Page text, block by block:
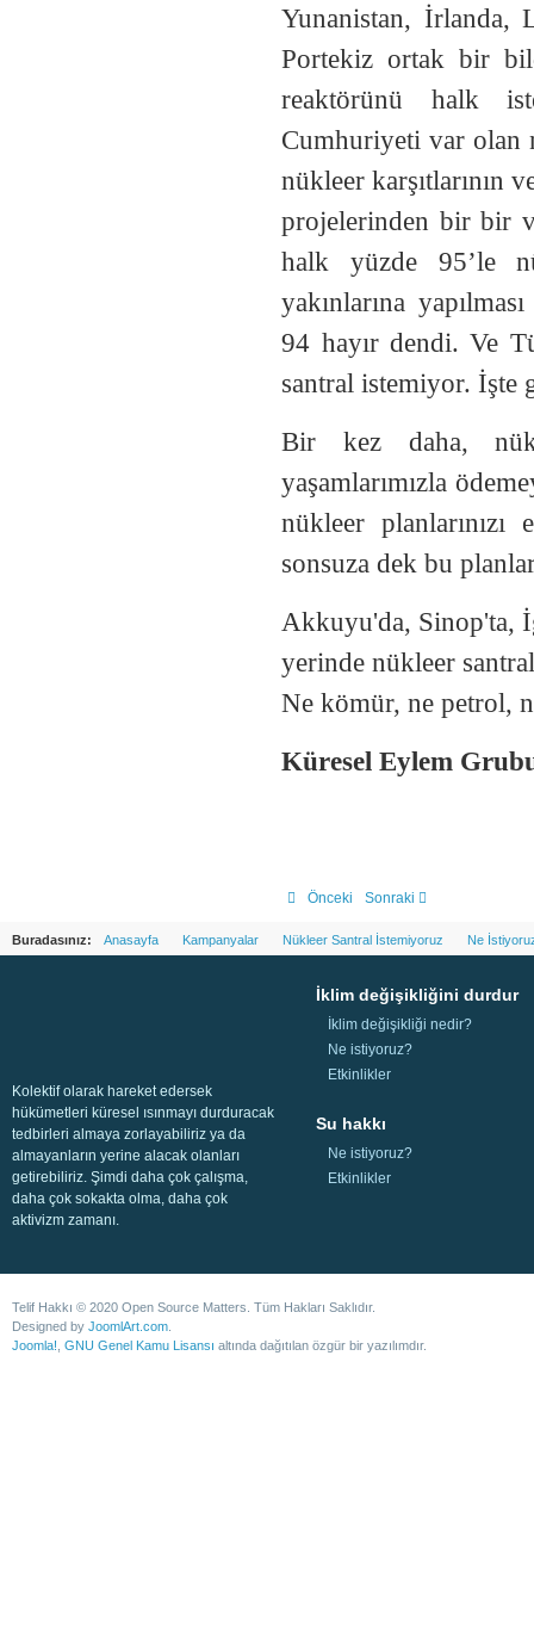
Yunanistan, İrlanda,
Portekiz ortak bir
reaktörünü halk
Cumhuriyeti var olan
nükleer karşıtlarının
projelerinden bir bir
halk yüzde 95’le
yakınlarına
94 hayır dendi. Ve
santral istemiyor. İşte
Bir kez daha,
yaşamlarımızla
nükleer planlarınızı
sonsuza dek bu
Akkuyu'da, Sinop'ta,
yerinde nükleer
Ne kömür, ne petrol,
Küresel Eylem
Önceki Sonraki
Buradasınız: Anasayfa Kampanyalar Nükleer Santral İstemiyoruz Ne
Kolektif olarak hareket edersek
hükümetleri küresel ısınmayı durduracak
tedbirleri almaya zorlayabiliriz ya da
almayanların yerine alacak olanları
getirebiliriz. Şimdi daha çok çalışma,
daha çok sokakta olma, daha çok
aktivizm zamanı.
İklim değişikliğini durdur
İklim değişikliği nedir?
Ne istiyoruz?
Etkinlikler
Su hakkı
Ne istiyoruz?
Etkinlikler
Telif Hakkı © 2020 Open Source Matters. Tüm Hakları Saklıdır.
Designed by JoomlArt.com
Joomla! GNU Genel Kamu Lisansı altında dağıtılan özgür bir yazılımdır.